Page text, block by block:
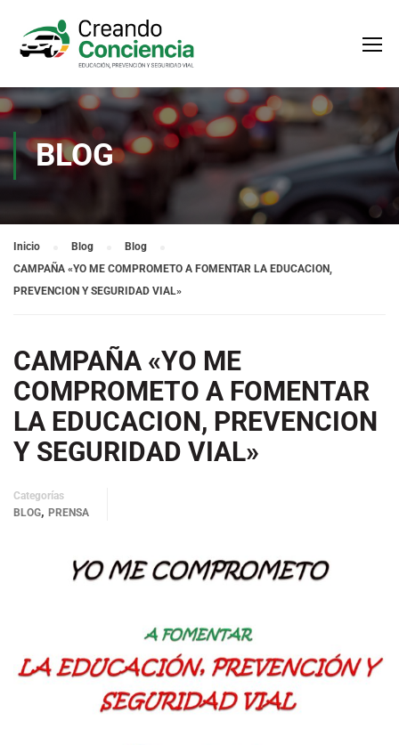
BLOG
Inicio Blog
Blog
CAMPAÑA «YO ME COMPROMETO A FOMENTAR LA EDUCACION,
PREVENCION Y SEGURIDAD VIAL»
CAMPAÑA «YO ME
COMPROMETO A FOMENTAR
LA EDUCACION, PREVENCION
Y SEGURIDAD VIAL»
Categorías
BLOG, PRENSA